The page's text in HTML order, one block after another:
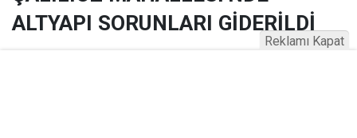
ALTYAPI SORUNLARI GİDERİLDİ
Reklamı Kapat